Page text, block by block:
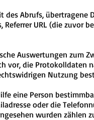
Abrufs,
URL (die zuvor
Auswertungen zum
vor, die Protokolldaten
Nutzung
eine Person
oder die
wurden zählen